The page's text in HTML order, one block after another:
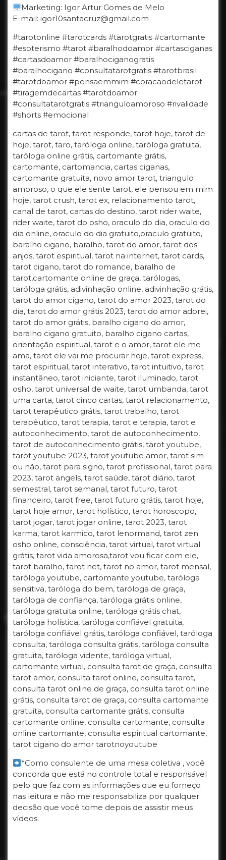
Marketing: Igor Artur Gomes de Melo
E-mail: igor10santacruz@gmail.com
#tarotonline #tarotcards #tarotgratis #cartomante
#esoterismo #tarot #baralhodoamor #cartasciganas
#cartasdoamor #baralhociganogratis
#baralhocigano #consultatarotgratis #tarotbrasil
#tarotdoamor #pensaemmim #coracaodeletarot
#tiragemdecartas #tarotdoamor
#consultatarotgratis #trianguloamoroso #rivalidade
#shorts #emocional
cartas de tarot, tarot responde, tarot hoje, tarot de
hoje, tarot, taro, taróloga online, taróloga gratuita,
taróloga online grátis, cartomante grátis,
cartomante, cartomancia, cartas ciganas,
cartomante gratuita, novo amor tarot, triangulo
amoroso, o que ele sente tarot, ele pensou em mim
hoje, tarot crush, tarot ex, relacionamento tarot,
canal de tarot, cartas do destino, tarot rider waite,
rider waite, tarot do osho, oraculo do dia, oraculo do
dia online, oraculo do dia gratuito,oraculo gratuito,
baralho cigano, baralho, tarot do amor, tarot dos
anjos, tarot espiritual, tarot na internet, tarot cards,
tarot cigano, tarot do romance, baralho de
tarot,cartomante online de graça, tarólogas,
taróloga grátis, adivinhação online, adivinhação grátis,
tarot do amor cigano, tarot do amor 2023, tarot do
dia, tarot do amor grátis 2023, tarot do amor adorei,
tarot do amor grátis, baralho cigano do amor,
baralho cigano gratuito, baralho cigano cartas,
orientação espiritual, tarot e o amor, tarot ele me
ama, tarot ele vai me procurar hoje, tarot express,
tarot espiritual, tarot interativo, tarot intuitivo, tarot
instantâneo, tarot iniciante, tarot iluminado, tarot
osho, tarot universal de waite, tarot umbanda, tarot
uma carta, tarot cinco cartas, tarot relacionamento,
tarot terapêutico grátis, tarot trabalho, tarot
terapêutico, tarot terapia, tarot e terapia, tarot e
autoconhecimento, tarot de autoconhecimento,
tarot de autoconhecimento grátis, tarot youtube,
tarot youtube 2023, tarot youtube amor, tarot sim
ou não, tarot para signo, tarot profissional, tarot para
2023, tarot angels, tarot saúde, tarot diário, tarot
semestral, tarot semanal, tarot futuro, tarot
financeiro, tarot free, tarot futuro grátis, tarot hoje,
tarot hoje amor, tarot holístico, tarot horoscopo,
tarot jogar, tarot jogar online, tarot 2023, tarot
karma, tarot karmico, tarot lenormand, tarot zen
osho online, consciência, tarot virtual, tarot virtual
grátis, tarot vida amorosa,tarot vou ficar com ele,
tarot baralho, tarot net, tarot no amor, tarot mensal,
taróloga youtube, cartomante youtube, taróloga
sensitiva, taróloga do bem, taróloga de graça,
taróloga de confiança, taróloga grátis online,
taróloga gratuita online, taróloga grátis chat,
taróloga holística, taróloga confiável gratuita,
taróloga confiável grátis, taróloga confiável, taróloga
consulta, taróloga consulta grátis, taróloga consulta
gratuita, taróloga vidente, taróloga virtual,
cartomante virtual, consulta tarot de graça, consulta
tarot amor, consulta tarot online, consulta tarot,
consulta tarot online de graça, consulta tarot online
grátis, consulta tarot de graça, consulta cartomante
gratuita, consulta cartomante grátis, consulta
cartomante online, consulta cartomante, consulta
online cartomante, consulta espiritual cartomante,
tarot cigano do amor tarotnoyoutube
*Como consulente de uma mesa coletiva , você
concorda que está no controle total e responsável
pelo que faz com as informações que eu forneço
nas leitura e não me responsabiliza por qualquer
decisão que você tome depois de assistir meus
vídeos.